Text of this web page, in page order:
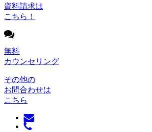
資料請求は
こちら！
無料
カウンセリング
その他の
お問合わせは
こちら